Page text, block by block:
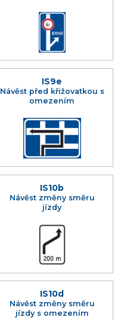
IS9e
Návěst před křižovatkou s
omezením
IS10b
Návěst změny směru
jízdy
IS10d
Návěst změny směru
jízdy s omezením